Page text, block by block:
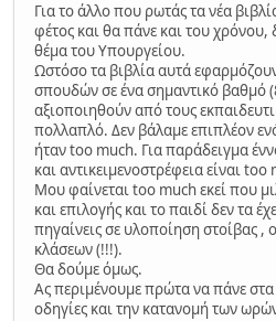
Για το άλλο που ρωτάς τα νέα
φέτος και θα πάνε και του χρόνου,
θέμα του Υπουργείου.
Ωστόσο τα βιβλία αυτά
σπουδών σε ένα σημαντικό βαθμό
αξιοποιηθούν από τους
πολλαπλό. Δεν βάλαμε επιπλέον
ήταν too much. Για παράδειγμα
και αντικειμενοστρέφεια είναι
Μου φαίνεται too much εκεί που
και επιλογής και το παιδί δεν τα
πηγαίνεις σε υλοποίηση στοίβας ,
κλάσεων (!!!).
Θα δούμε όμως.
Ας περιμένουμε πρώτα να πάνε στα
οδηγίες και την κατανομή των